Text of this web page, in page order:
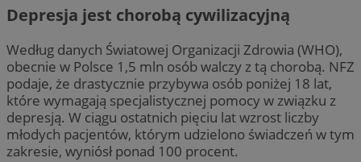
Depresja jest chorobą cywilizacyjną
Według danych Światowej Organizacji Zdrowia (WHO),
obecnie w Polsce 1,5 mln osób walczy z tą chorobą. NFZ
podaje, że drastycznie przybywa osób poniżej 18 lat,
które wymagają specjalistycznej pomocy w związku z
depresją. W ciągu ostatnich pięciu lat wzrost liczby
młodych pacjentów, którym udzielono świadczeń w tym
zakresie, wyniósł ponad 100 procent.